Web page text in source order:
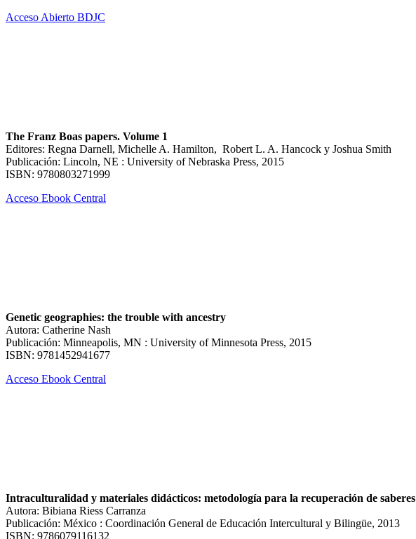
Acceso Abierto BDJC
The Franz Boas papers. Volume 1
Editores: Regna Darnell, Michelle A. Hamilton, Robert L. A. Hancock y Joshua Smith
Publicación: Lincoln, NE : University of Nebraska Press, 2015
ISBN: 9780803271999
Acceso Ebook Central
Genetic geographies: the trouble with ancestry
Autora: Catherine Nash
Publicación: Minneapolis, MN : University of Minnesota Press, 2015
ISBN: 9781452941677
Acceso Ebook Central
Intraculturalidad y materiales didácticos: metodología para la recuperación de saberes
Autora: Bibiana Riess Carranza
Publicación: México : Coordinación General de Educación Intercultural y Bilingüe, 2013
ISBN: 9786079116132